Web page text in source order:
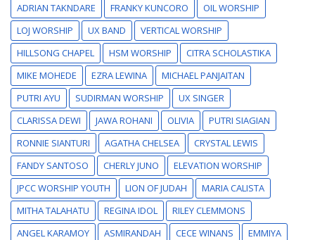
ADRIAN TAKNDARE
FRANKY KUNCORO
OIL WORSHIP
LOJ WORSHIP
UX BAND
VERTICAL WORSHIP
HILLSONG CHAPEL
HSM WORSHIP
CITRA SCHOLASTIKA
MIKE MOHEDE
EZRA LEWINA
MICHAEL PANJAITAN
PUTRI AYU
SUDIRMAN WORSHIP
UX SINGER
CLARISSA DEWI
JAWA ROHANI OLIVIA
PUTRI SIAGIAN
RONNIE SIANTURI
AGATHA CHELSEA
CRYSTAL LEWIS
FANDY SANTOSO
CHERLY JUNO
ELEVATION WORSHIP
JPCC WORSHIP YOUTH
LION OF JUDAH
MARIA CALISTA
MITHA TALAHATU
REGINA IDOL
RILEY CLEMMONS
ANGEL KARAMOY
ASMIRANDAH CECE WINANS
EMMIYA